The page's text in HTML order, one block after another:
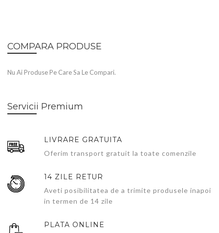
COMPARA PRODUSE
Nu Ai Produse Pe Care Sa Le Compari.
Servicii Premium
LIVRARE GRATUITA
Oferim transport gratuit la toate comenzile
14 ZILE RETUR
Aveti posibilitatea de a trimite produsele inapoi
in termen de 14 zile
PLATA ONLINE